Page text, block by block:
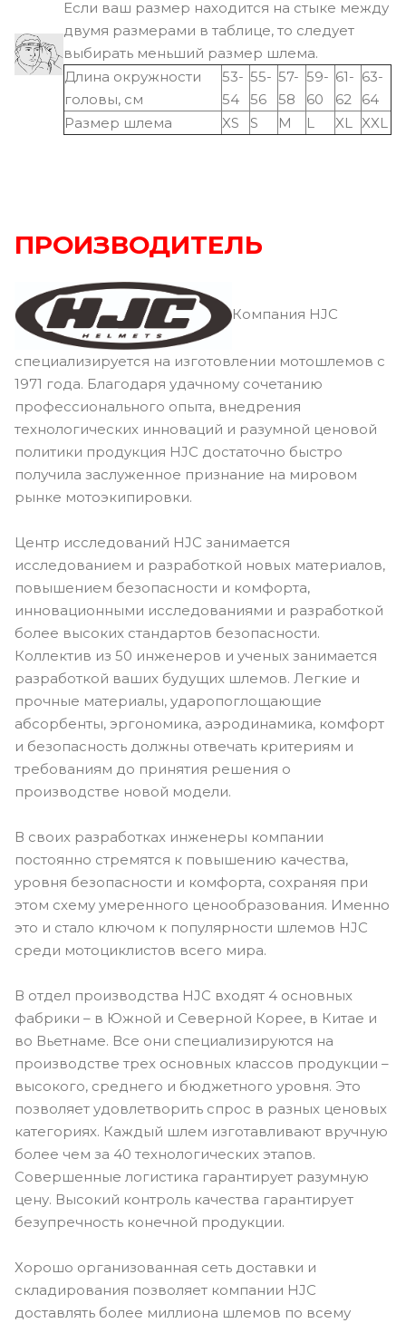
Если ваш размер находится на стыке между
двумя размерами в таблице, то следует
выбирать меньший размер шлема.
Длина окружности
головы, см
53-
54
55-
56
57-
58
59-
60
61-
62
63-
64
Размер шлема
XS S M L XL XXL
ПРОИЗВОДИТЕЛЬ
Компания HJC
специализируется на изготовлении мотошлемов с
1971 года. Благодаря удачному сочетанию
профессионального опыта, внедрения
технологических инноваций и разумной ценовой
политики продукция HJC достаточно быстро
получила заслуженное признание на мировом
рынке мотоэкипировки.
Центр исследований HJC занимается
исследованием и разработкой новых материалов,
повышением безопасности и комфорта,
инновационными исследованиями и разработкой
более высоких стандартов безопасности.
Коллектив из 50 инженеров и ученых занимается
разработкой ваших будущих шлемов. Легкие и
прочные материалы, ударопоглощающие
абсорбенты, эргономика, аэродинамика, комфорт
и безопасность должны отвечать критериям и
требованиям до принятия решения о
производстве новой модели.
В своих разработках инженеры компании
постоянно стремятся к повышению качества,
уровня безопасности и комфорта, сохраняя при
этом схему умеренного ценообразования. Именно
это и стало ключом к популярности шлемов HJC
среди мотоциклистов всего мира.
В отдел производства HJC входят 4 основных
фабрики – в Южной и Северной Корее, в Китае и
во Вьетнаме. Все они специализируются на
производстве трех основных классов продукции –
высокого, среднего и бюджетного уровня. Это
позволяет удовлетворить спрос в разных ценовых
категориях. Каждый шлем изготавливают вручную
более чем за 40 технологических этапов.
Совершенные логистика гарантирует разумную
цену. Высокий контроль качества гарантирует
безупречность конечной продукции.
Хорошо организованная сеть доставки и
складирования позволяет компании HJC
доставлять более миллиона шлемов по всему